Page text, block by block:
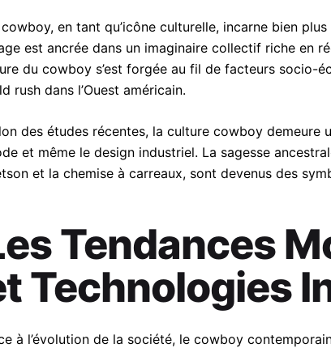
en tant qu’icône culturelle, incarne bien
est ancrée dans un imaginaire collectif riche en
du cowboy s’est forgée au fil de facteurs socio-
rush dans l’Ouest américain.
des études récentes, la culture cowboy demeure
et même le design industriel. La sagesse
et la chemise à carreaux, sont devenus des
Tendances
Technologies
à l’évolution de la société, le cowboy